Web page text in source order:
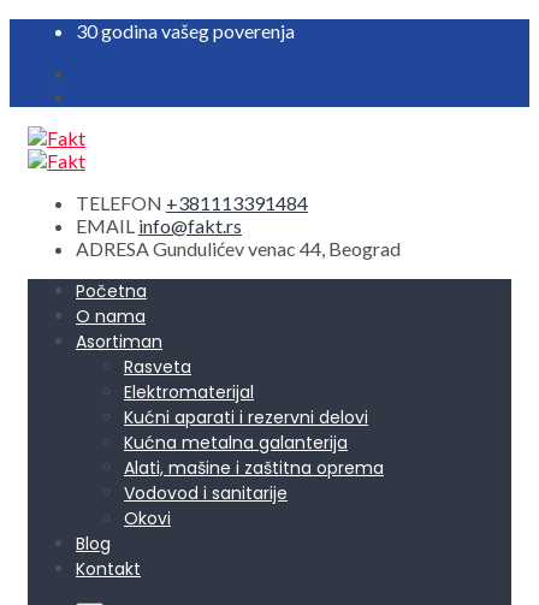
30 godina vašeg poverenja
TELEFON +381113391484
EMAIL info@fakt.rs
ADRESAGundulićev venac 44, Beograd
Početna
O nama
Asortiman
Rasveta
Elektromaterijal
Kućni aparati i rezervni delovi
Kućna metalna galanterija
Alati, mašine i zaštitna oprema
Vodovod i sanitarije
Okovi
Blog
Kontakt